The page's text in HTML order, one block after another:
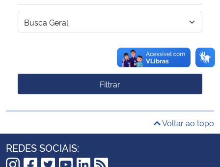
Filtrar
Voltar ao topo
REDES SOCIAIS: